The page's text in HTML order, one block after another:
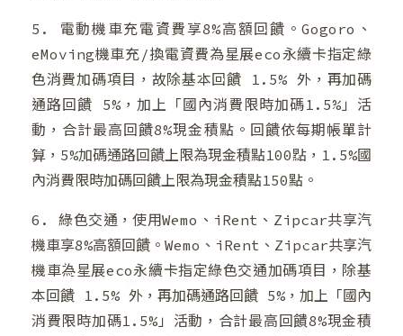
5. 電動機車充電資費享8%高額回饋。Gogoro、
eMoving機車充/換電資費為星展eco永續卡指定綠
色消費加碼項目，故除基本回饋 1.5% 外，再加碼
通路回饋 5%，加上「國內消費限時加碼1.5%」活
動，合計最高回饋8%現金積點。回饋依每期帳單計
算，5%加碼通路回饋上限為現金積點100點，1.5%國
內消費限時加碼回饋上限為現金積點150點。
6. 綠色交通，使用Wemo、iRent、Zipcar共享汽
機車享8%高額回饋。Wemo、iRent、Zipcar共享汽
機車為星展eco永續卡指定綠色交通加碼項目，除基
本回饋 1.5% 外，再加碼通路回饋 5%，加上「國內
消費限時加碼1.5%」活動，合計最高回饋8%現金積
❆